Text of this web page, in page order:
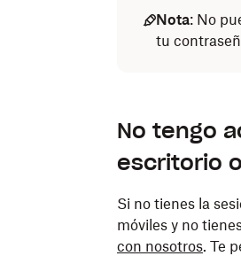
Nota: No
tu
No tengo
escritorio
Si no tienes la
móviles y no
con nosotros. Te